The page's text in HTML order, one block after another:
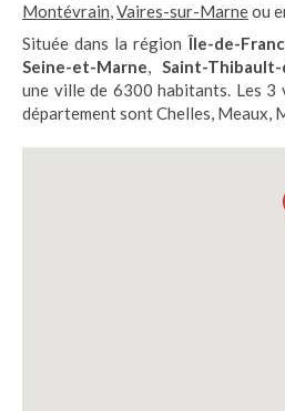
Montévrain,Vaires-sur-Marneou
Située dans la région Île-de-
Seine-et-Marne, Saint-Thibault-
une ville de 6300 habitants. Les 3
département sont Chelles, Meaux,